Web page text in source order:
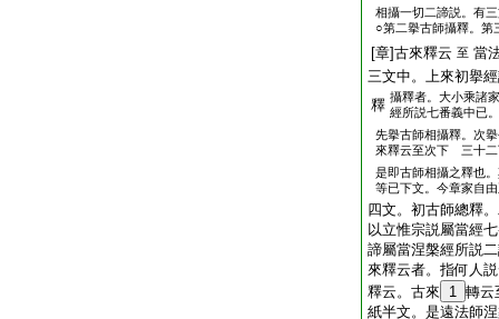
相攝一切二諦説。有
○第二擧古師攝釋。第
[章]古來釋云 至 當
三文中。上來初擧
釋 攝釋者。大小乘諸
經所説七番義中已
先擧古師相攝釋。次
來釋云至次下 三十
是即古師相攝之釋也
等已下文。今章家自
四文。初古師總釋
以立惟宗説屬當經
諦屬當涅槃經所説
來釋云者。指何人
釋云。古來
1 轉云
紙半文。是遠法師